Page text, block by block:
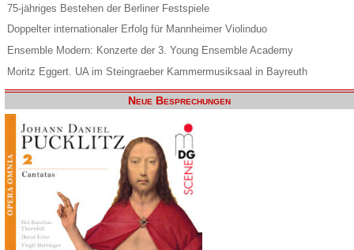
75-jähriges Bestehen der Berliner Festspiele
Doppelter internationaler Erfolg für Mannheimer Violinduo
Ensemble Modern: Konzerte der 3. Young Ensemble Academy
Moritz Eggert. UA im Steingraeber Kammermusiksaal in Bayreuth
Neue Besprechungen